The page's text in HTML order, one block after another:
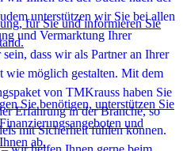
für Sie und informieren Sie
Sie benötigen, unterstützen Sie
und
ab.